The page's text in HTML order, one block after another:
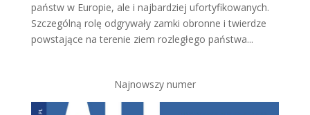
państw w Europie, ale i najbardziej ufortyfikowanych.
Szczególną rolę odgrywały zamki obronne i twierdze
powstające na terenie ziem rozległego państwa...
Najnowszy numer